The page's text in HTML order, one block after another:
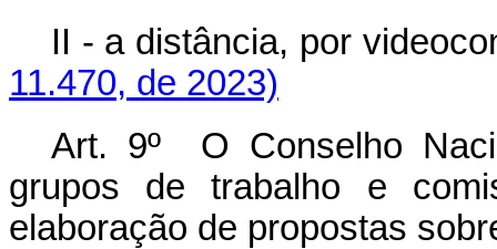
II - a distância, por
11.470, de 2023)
Art. 9º O Conselho
grupos de trabalho e
elaboração de propostas